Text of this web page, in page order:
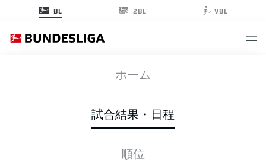
BL 2BL VBL
ホーム
試合結果・日程
順位
BMG FCB
スターティングメンバー